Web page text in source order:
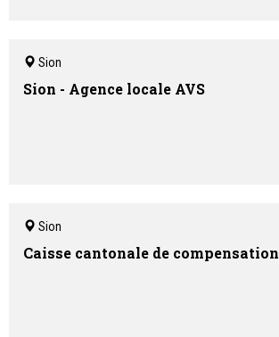
Sion
Sion - Agence locale AVS
Sion
Caisse cantonale de compensation